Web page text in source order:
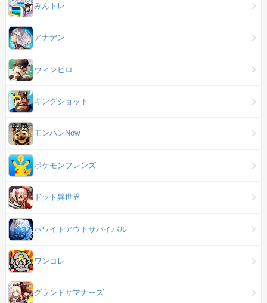
みんトレ
アナデン
ウィンヒロ
キングショット
モンハンNow
ポケモンフレンズ
ドット異世界
ホワイトアウトサバイバル
ワンコレ
グランドサマナーズ